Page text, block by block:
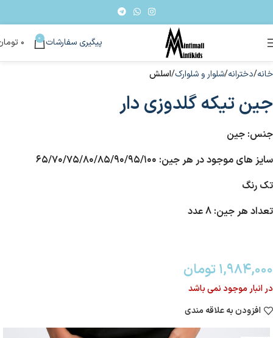
پیگیری سفارشات 0 ۰
خانه دخترانه شلوار و شلوارک اسلش
جین تیکه گلدوزی دار
جنس: جین
سایز های موجود در هر جین: ۶۵/۷۰/۷۵/۸۰/۸۵/۹۰/۹۵/۱۰۰
تک رنگ
تعداد هر جین: 8 عدد
۱,۹۸۴,۰۰۰تومان
در انبار موجود نمی باشد
افزودن به علاقه مندی